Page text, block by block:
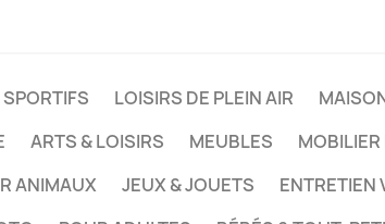
LOISIRS DE PLEIN AIR
ARTS & LOISIRS MEUBLES
ANIMAUX
JEUX & JOUETS ENTRETIEN